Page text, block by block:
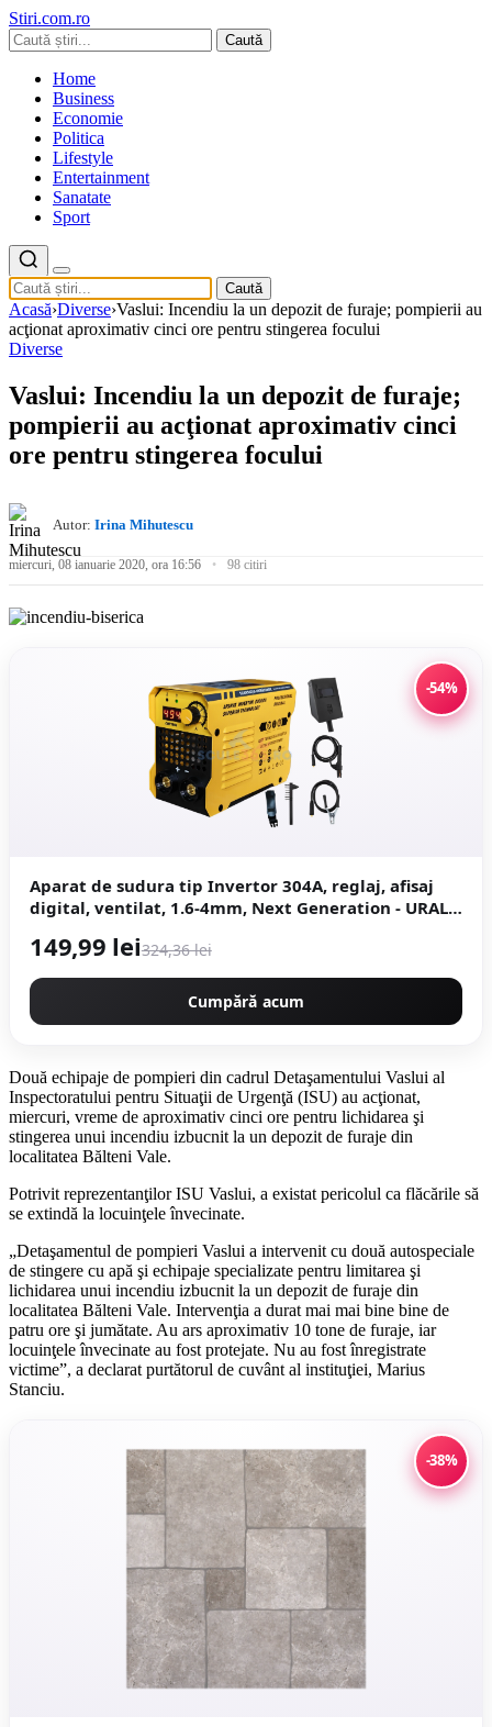
Stiri.com.ro
Caută
Home
Business
Economie
Politica
Lifestyle
Entertainment
Sanatate
Sport
Caută
Acasă›Diverse›Vaslui: Incendiu la un depozit de furaje; pompierii au
acţionat aproximativ cinci ore pentru stingerea focului
Diverse
Vaslui: Incendiu la un depozit de furaje;
pompierii au acţionat aproximativ cinci
ore pentru stingerea focului
Autor: Irina Mihutescu
miercuri, 08 ianuarie 2020, ora 16:56 98 citiri
-54%
Aparat de sudura tip Invertor 304A, reglaj, afisaj
digital, ventilat, 1.6-4mm, Next Generation - URAL
149,99 lei324,36 lei
Cumpără acum
Două echipaje de pompieri din cadrul Detaşamentului Vaslui al
Inspectoratului pentru Situaţii de Urgenţă (ISU) au acţionat,
miercuri, vreme de aproximativ cinci ore pentru lichidarea şi
stingerea unui incendiu izbucnit la un depozit de furaje din
localitatea Bălteni Vale.
Potrivit reprezentanţilor ISU Vaslui, a existat pericolul ca flăcările să
se extindă la locuinţele învecinate.
„Detaşamentul de pompieri Vaslui a intervenit cu două autospeciale
de stingere cu apă şi echipaje specializate pentru limitarea şi
lichidarea unui incendiu izbucnit la un depozit de furaje din
localitatea Bălteni Vale. Intervenţia a durat mai mai bine bine de
patru ore şi jumătate. Au ars aproximativ 10 tone de furaje, iar
locuinţele învecinate au fost protejate. Nu au fost înregistrate
victime”, a declarat purtătorul de cuvânt al instituţiei, Marius
Stanciu.
-38%